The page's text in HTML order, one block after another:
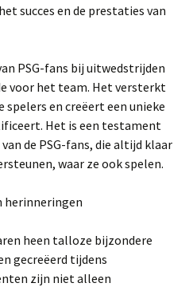
succes en de prestaties van
PSG-fans bij uitwedstrijden
voor het team. Het versterkt
en creëert een unieke
Het is een testament
de PSG-fans, die altijd klaar
waar ze ook spelen.
herinneringen
heen talloze bijzondere
gecreëerd tijdens
zijn niet alleen